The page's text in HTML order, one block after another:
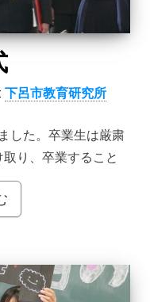
下呂市教育研究所
した。卒業生は厳粛
り、卒業すること